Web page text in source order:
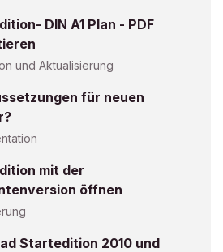
DIN A1 Plan - PDF
und Aktualisierung
für neuen
mit der
öffnen
Startedition 2010 und